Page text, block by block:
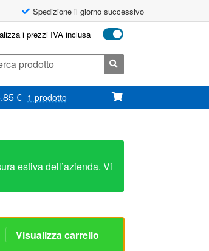
Spedizione il giorno successivo
i prezzi IVA inclusa
€ 1 prodotto
estiva dell’azienda. Vi
Visualizza carrello